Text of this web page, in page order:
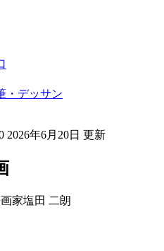
・デッサン
2026年6月20日 更新
家塩田 二朗